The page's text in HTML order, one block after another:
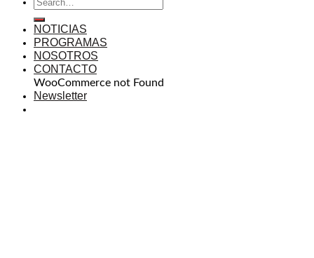
NOTICIAS
PROGRAMAS
NOSOTROS
CONTACTO
WooCommerce not Found
Newsletter